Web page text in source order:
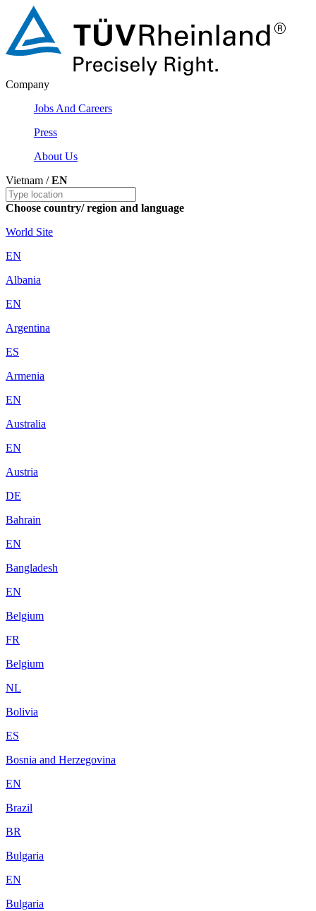
Company
Jobs And Careers
Press
About Us
Vietnam /EN
Choose country/ region and language
World Site
EN
Albania
EN
Argentina
ES
Armenia
EN
Australia
EN
Austria
DE
Bahrain
EN
Bangladesh
EN
Belgium
FR
Belgium
NL
Bolivia
ES
Bosnia and Herzegovina
EN
Brazil
BR
Bulgaria
EN
Bulgaria